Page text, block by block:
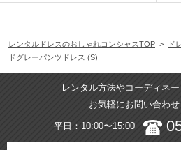
レンタルドレスのおしゃれコンシャスTOP > ド
ドグレーパンツドレス (S)
レンタル方法やコーディネ
お気軽にお問い合わせ
平日：10:00〜15:00